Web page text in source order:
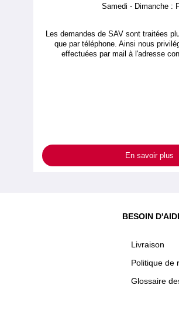
Samedi - Dimanche :
Les demandes de SAV sont traitées
que par téléphone. Ainsi nous
effectuées par mail à l'adresse
En savoir plus
BESOIN
Livraison
Politique de
Glossaire